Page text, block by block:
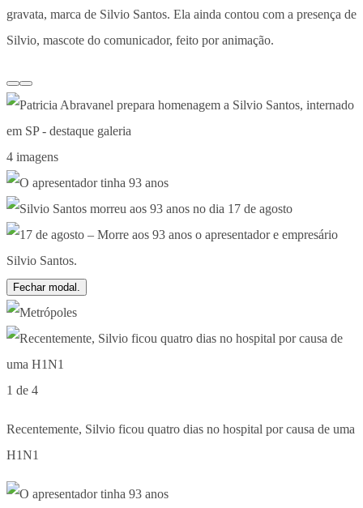
gravata, marca de Silvio Santos. Ela ainda contou com a presença de
Silvio, mascote do comunicador, feito por animação.
4 imagens
Fechar modal.
1 de 4
Recentemente, Silvio ficou quatro dias no hospital por causa de uma
H1N1